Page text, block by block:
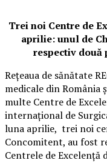
Trei noi Centre de
aprilie: unul de
respectiv două
Rețeaua de sănătate
medicale din România
multe Centre de
internațional de
luna aprilie, trei noi
Concomitent, au fost
Centrele de Excelență